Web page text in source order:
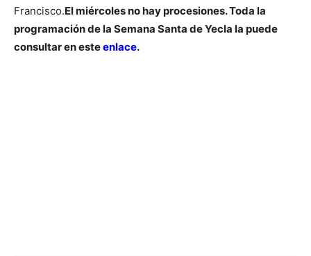
Francisco.El miércoles no hay procesiones. Toda la
programación de la Semana Santa de Yecla la puede
consultar en esteenlace.